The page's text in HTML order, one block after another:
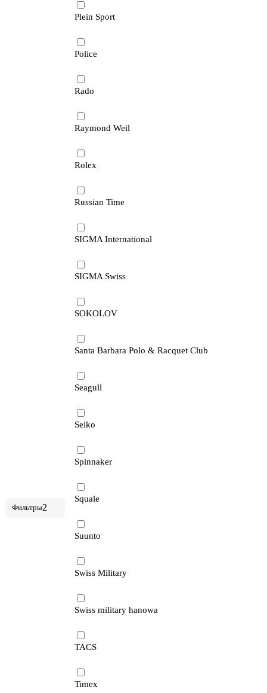
Фильтры2
Plein Sport
Police
Rado
Raymond Weil
Rolex
Russian Time
SIGMA International
SIGMA Swiss
SOKOLOV
Santa Barbara Polo & Racquet Club
Seagull
Seiko
Spinnaker
Squale
Suunto
Swiss Military
Swiss military hanowa
TACS
Timex